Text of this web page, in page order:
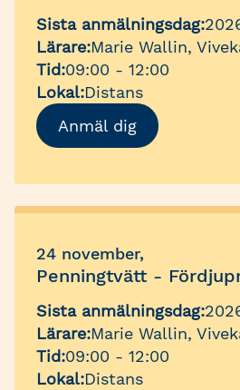
Sista anmälningsdag:
Lärare:Marie Wallin,
Tid:09:00 - 12:00
Lokal:Distans
Anmäl dig
24 november,
Penningtvätt -
Sista anmälningsdag:
Lärare:Marie Wallin,
Tid:09:00 - 12:00
Lokal:Distans